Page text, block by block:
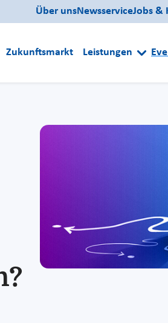
Über unsNewsserviceJobs &
Zukunftsmarkt Leistungen